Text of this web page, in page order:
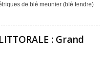
de blé meunier (blé tendre)
: Grand